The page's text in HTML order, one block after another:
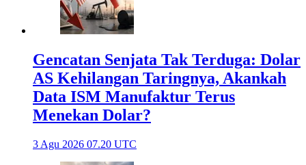
Gencatan Senjata Tak Terduga: Dolar
AS Kehilangan Taringnya, Akankah
Data ISM Manufaktur Terus
Menekan Dolar?
3 Agu 2026 07.20 UTC